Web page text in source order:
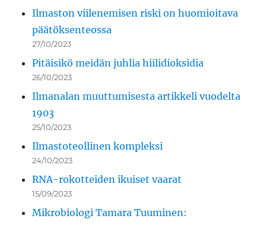
Ilmaston viilenemisen riski on huomioitava
päätöksenteossa
27/10/2023
Pitäisikö meidän juhlia hiilidioksidia
26/10/2023
Ilmanalan muuttumisesta artikkeli vuodelta
1903
25/10/2023
Ilmastoteollinen kompleksi
24/10/2023
RNA-rokotteiden ikuiset vaarat
15/09/2023
Mikrobiologi Tamara Tuuminen: